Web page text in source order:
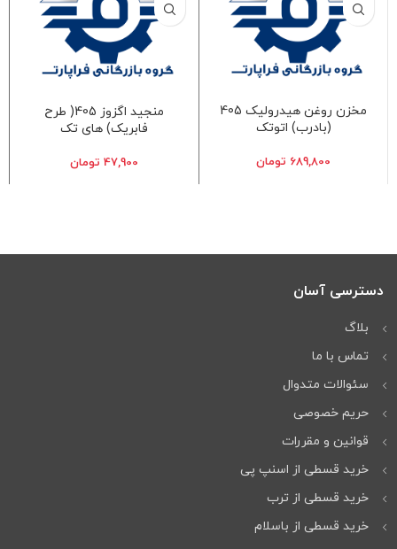
مخزن روغن هیدرولیک 405
(بادرب) اتوتک
689,800 تومان
منجید اگزوز 405( طرح
فابریک) های تک
47,900 تومان
دسترسی آسان
بلاگ
تماس با ما
سئوالات متدوال
حریم خصوصی
قوانین و مقررات
خرید قسطی از اسنپ پی
خرید قسطی از ترب
خرید قسطی از باسلام